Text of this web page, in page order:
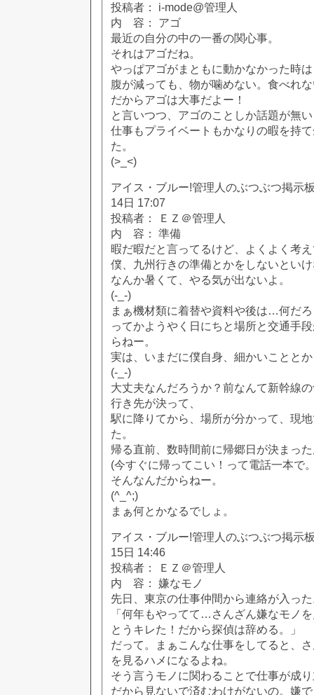
投稿者： i-mode@管理人
内 容： アゴ
最近の自分の中の一番の関心事。
それはアゴだね。
やっぱアゴがまともに動かなかった時
腹が減っても、物が噛めない。食べれ
だからアゴは大事だよー！
と言いつつ、アゴのことしか話題が無
仕事もプライベートもかなりの暇を持
た。
(>_<)
アイス・ブルー!管理人のぶつぶつ掲示
14日 17:07
投稿者： ＥＺ＠管理人
内 容： 準備
暇だ暇だと言ってるけど、よくよく考
僕、九州行きの準備とかをしないとい
なんか暑くて、やる気が出ないよ。
(-_-)
まぁ機材類に着替や資料や後は…何だ
ってかようやく日にちと場所と交通手
らねー。
実は、いまだに僕自身、細かいことと
(-_-)
大丈夫なんだろうか？前なんて新幹線
行き先が決って、
駅に降りてから、場所が分かって、現
た。
帰る直前、数時間前に帰郷日が決まっ
(今すぐに帰ってこい！って電話一本で
そんなんだからねー。
(^_^;)
まぁ何とかなるでしょ。
アイス・ブルー!管理人のぶつぶつ掲示
15日 14:46
投稿者： ＥＺ＠管理人
内 容： 嫌なモノ
先日、東京の仕事仲間から連絡が入っ
「何年もやってて…さんざん嫌なモノ
とうキレた！だから探偵は辞める。」
だって。まぁこんな仕事をしてると、
を見るハメになるよね。
そう言うモノに関わることで仕事が成
だから見ないで済むわけがないの。嫌